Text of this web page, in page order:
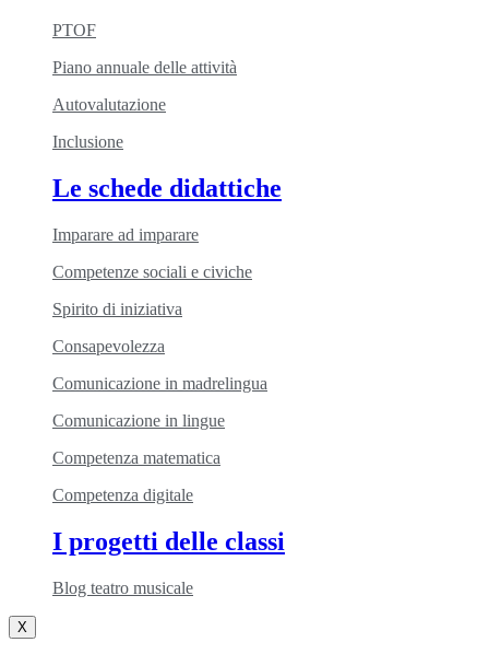
PTOF
Piano annuale delle attività
Autovalutazione
Inclusione
Le schede didattiche
Imparare ad imparare
Competenze sociali e civiche
Spirito di iniziativa
Consapevolezza
Comunicazione in madrelingua
Comunicazione in lingue
Competenza matematica
Competenza digitale
I progetti delle classi
Blog teatro musicale
X